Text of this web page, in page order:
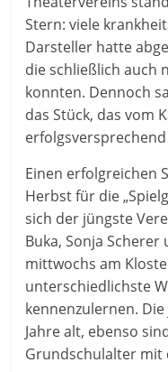
Stern: viele
Darsteller hatte
die schließlich auch
konnten. Dennoch
das Stück, das vom
Einen erfolgreichen
Herbst für die
sich der jüngste
Buka, Sonja Scherer
mittwochs am
unterschiedlichste
kennenzulernen.
Jahre alt, ebenso
Grundschulalter mit